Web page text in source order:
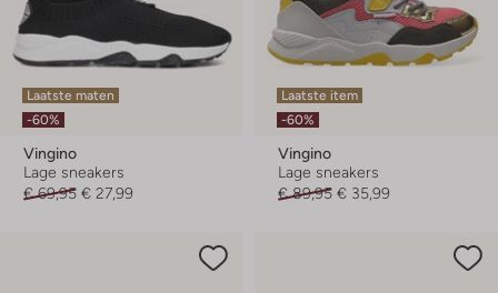
Laatste maten
-60%
Vingino
Lage sneakers
€ 69,95 € 27,99
Laatste item
-60%
Vingino
Lage sneakers
€ 89,95 € 35,99